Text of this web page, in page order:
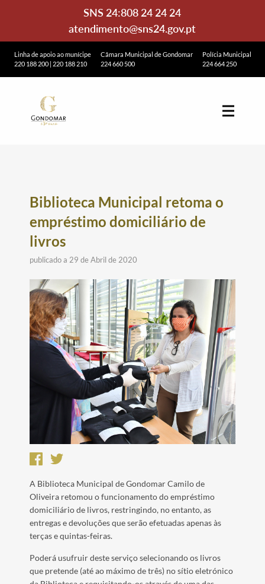
SNS 24:808 24 24 24
atendimento@sns24.gov.pt
Linha de apoio ao munícipe
220 188 200| 220 188 210
Câmara Municipal de Gondomar
224 660 500
Polícia Municipal
224 664 250
Biblioteca Municipal retoma o
empréstimo domiciliário de
livros
publicado a 29 de Abril de 2020
A Biblioteca Municipal de Gondomar Camilo de
Oliveira retomou o funcionamento do empréstimo
domiciliário de livros, restringindo, no entanto, as
entregas e devoluções que serão efetuadas apenas às
terças e quintas-feiras.
Poderá usufruir deste serviço selecionando os livros
que pretende (até ao máximo de três) no sítio eletrónico